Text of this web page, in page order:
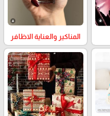
المناكير والعناية الاظافر